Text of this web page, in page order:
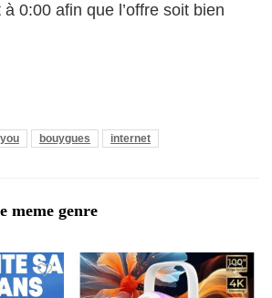
0:00 afin que l’offre soit bien
bouygues internet
meme genre